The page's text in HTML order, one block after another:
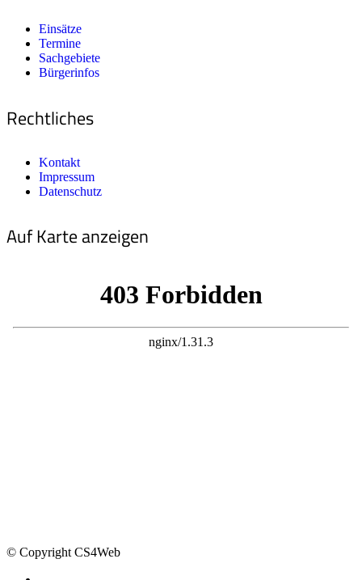
Einsätze
Termine
Sachgebiete
Bürgerinfos
Rechtliches
Kontakt
Impressum
Datenschutz
Auf Karte anzeigen
© Copyright CS4Web